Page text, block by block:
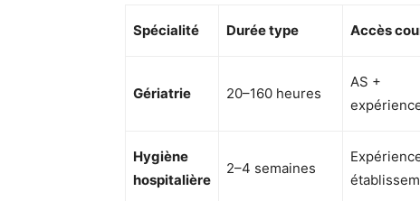
Spécialité Durée type Accès
Gériatrie 20–160 heures
AS +
Hygiène
hospitalière
2–4 semaines